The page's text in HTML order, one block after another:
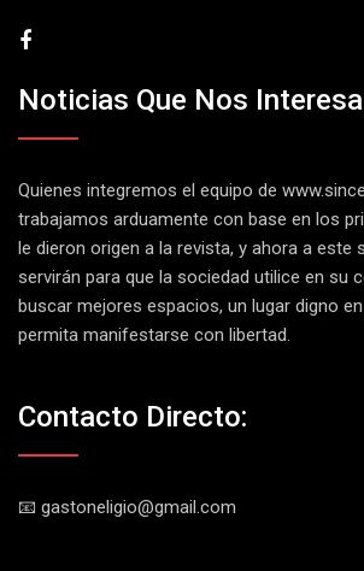
Noticias Que Nos
Quienes integremos el equipo de
trabajamos arduamente con base en los
le dieron origen a la revista, y ahora a este
servirán para que la sociedad utilice en su
buscar mejores espacios, un lugar digno
permita manifestarse con libertad.
Contacto Directo:
📧 gastoneligio@gmail.com